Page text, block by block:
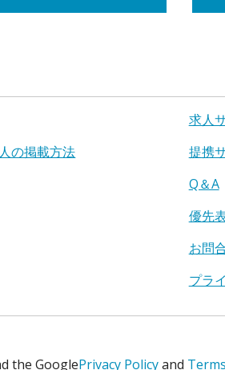
の掲載方法
求人
提携
Q＆A
優先
お問
プラ
the GooglePrivacy Policyand